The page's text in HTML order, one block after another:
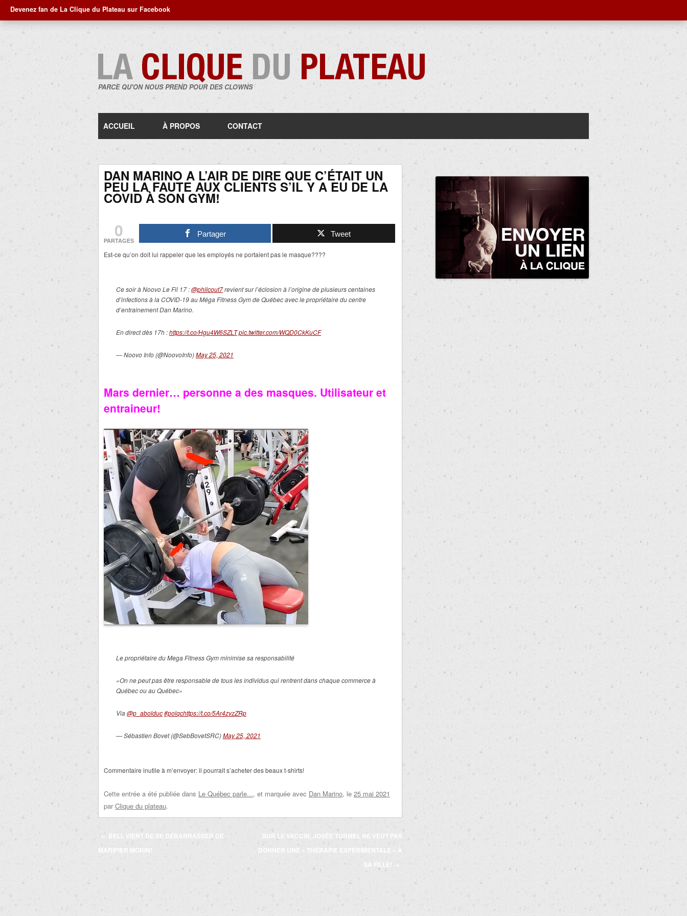
Devenez fan de La Clique du Plateau sur Facebook
PARCE QU'ON NOUS PREND POUR DES CLOWNS
au
ACCUEIL À PROPOS CONTACT
DAN MARINO A L’AIR DE DIRE QUE C’ÉTAIT UN
PEU LA FAUTE AUX CLIENTS S’IL Y A EU DE LA
COVID À SON GYM!
0
PARTAGES
Partager Tweet
Est-ce qu’on doit lui rappeler que les employés ne portaient pas le masque????
Ce soir à Noovo Le Fil 17 :@philcout7revient sur l’éclosion à l’origine de plusieurs centaines
d’infections à la COVID-19 au Méga Fitness Gym de Québec avec le propriétaire du centre
d’entrainement Dan Marino.
En direct dès 17h :https://t.co/Hgu4W6SZLTpic.twitter.com/WQD0CkKuCF
— Noovo Info (@NoovoInfo)May 25, 2021
Mars dernier… personne a des masques. Utilisateur et
entraineur!
Le propriétaire du Mega Fitness Gym minimise sa responsabilité
«On ne peut pas être responsable de tous les individus qui rentrent dans chaque commerce à
Québec ou au Québec»
Via@p_abolduc#polqchttps://t.co/5Ar4zvzZRp
— Sébastien Bovet (@SebBovetSRC)May 25, 2021
Commentaire inutile à m’envoyer: il pourrait s’acheter des beaux t-shirts!
Cette entrée a été publiée dans Le Québec parle..., et marquée avec Dan Marino, le 25 mai 2021
par Clique du plateau.
Navigation
des
← BELL VIENT DE SE DÉBARRASSER DE
MARIPIER MORIN!
SUR LE VACCIN, JOSÉE TURMEL NE VEUT PAS
DONNER UNE « THÉRAPIE EXPÉRIMENTALE » À
SA FILLE!
→